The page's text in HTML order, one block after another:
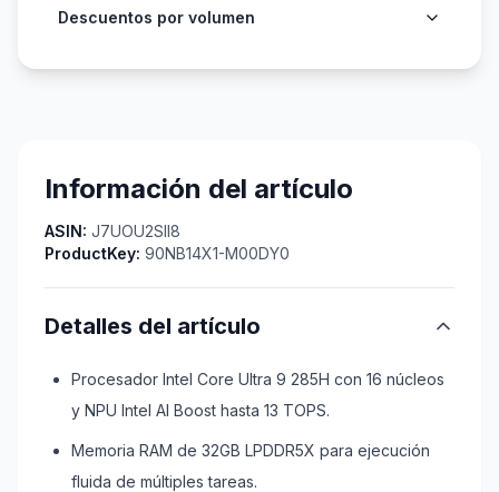
Descuentos por volumen
Información del artículo
ASIN: J7UOU2SII8
ProductKey: 90NB14X1-M00DY0
Detalles del artículo
Procesador Intel Core Ultra 9 285H con 16 núcleos
y NPU Intel AI Boost hasta 13 TOPS.
Memoria RAM de 32GB LPDDR5X para ejecución
fluida de múltiples tareas.